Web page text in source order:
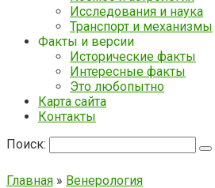
Исследования и наука
Транспорт и механизмы
Факты и версии
Исторические факты
Интересные факты
Это любопытно
Карта сайта
Контакты
Поиск:
Главная » Венерология